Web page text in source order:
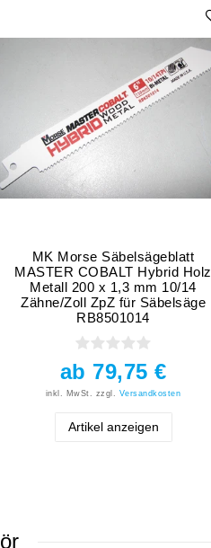
MK Morse Säbelsägeblatt
MASTER COBALT Hybrid Holz
Metall 200 x 1,3 mm 10/14
Zähne/Zoll ZpZ für Säbelsäge
RB8501014
ab 79,75 €
inkl. MwSt. zzgl. Versandkosten
Artikel anzeigen